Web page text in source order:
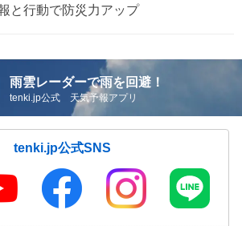
と行動で防災力アップ
雨雲レーダーで雨を回避！
tenki.jp公式 天気予報アプリ
tenki.jp公式SNS